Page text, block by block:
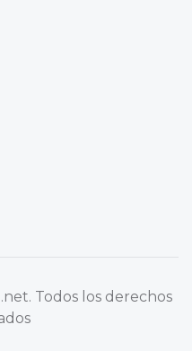
. Todos los derechos